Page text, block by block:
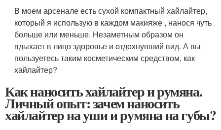
В моем арсенале есть сухой компактный хайлайтер,
который я использую в каждом макияже , нанося чуть
больше или меньше. Незаметным образом он
вдыхает в лицо здоровье и отдохнувший вид. А вы
пользуетесь таким косметическим средством, как
хайлайтер?
Как наносить хайлайтер и румяна.
Личный опыт: зачем наносить
хайлайтер на уши и румяна на губы?